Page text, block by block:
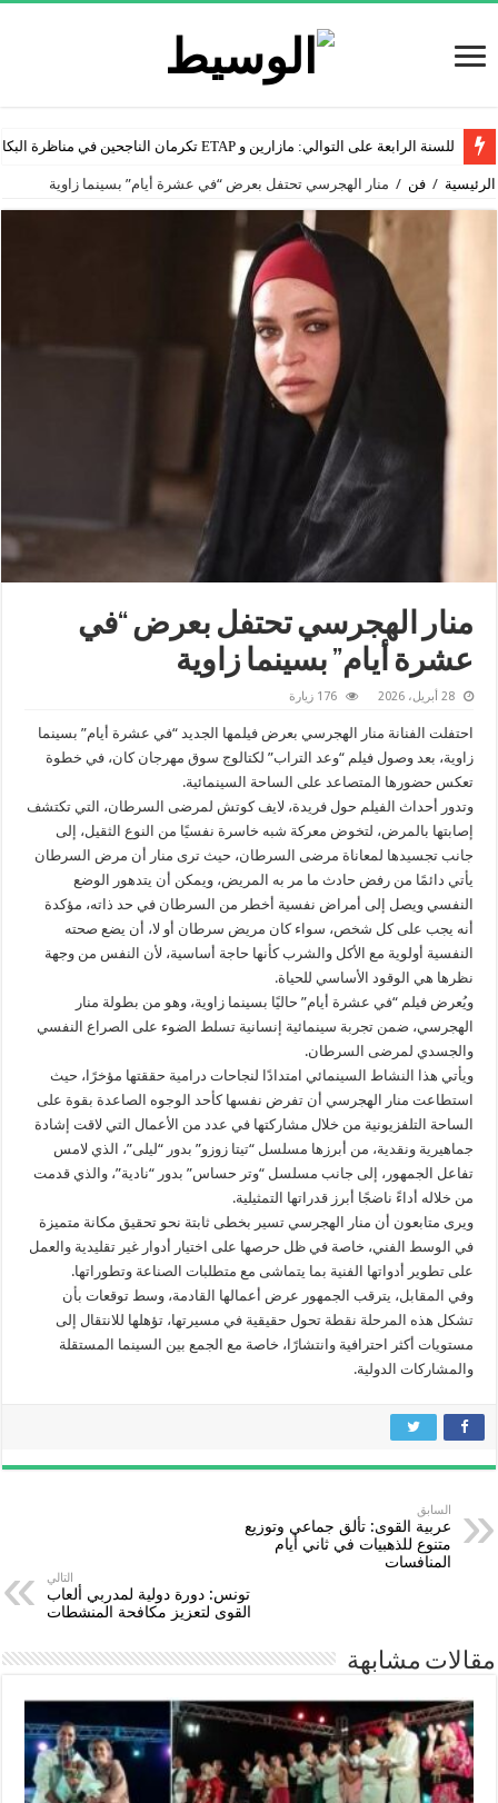
للسنة الرابعة على التوالي: مازارين و ETAP تكرمان الناجحين في مناظرة البكالوريا
الرئيسية / فن / منار الهجرسي تحتفل بعرض “في عشرة أيام” بسينما زاوية
منار الهجرسي تحتفل بعرض “في
عشرة أيام” بسينما زاوية
28 أبريل، 2026 176 زيارة
احتفلت الفنانة منار الهجرسي بعرض فيلمها الجديد “في عشرة أيام” بسينما
زاوية، بعد وصول فيلم “وعد التراب” لكتالوج سوق مهرجان كان، في خطوة
تعكس حضورها المتصاعد على الساحة السينمائية.
وتدور أحداث الفيلم حول فريدة، لايف كوتش لمرضى السرطان، التي تكتشف
إصابتها بالمرض، لتخوض معركة شبه خاسرة نفسيًا من النوع الثقيل، إلى
جانب تجسيدها لمعاناة مرضى السرطان، حيث ترى منار أن مرض السرطان
يأتي دائمًا من رفض حادث ما مر به المريض، ويمكن أن يتدهور الوضع
النفسي ويصل إلى أمراض نفسية أخطر من السرطان في حد ذاته، مؤكدة
أنه يجب على كل شخص، سواء كان مريض سرطان أو لا، أن يضع صحته
النفسية أولوية مع الأكل والشرب كأنها حاجة أساسية، لأن النفس من وجهة
نظرها هي الوقود الأساسي للحياة.
ويُعرض فيلم “في عشرة أيام” حاليًا بسينما زاوية، وهو من بطولة منار
الهجرسي، ضمن تجربة سينمائية إنسانية تسلط الضوء على الصراع النفسي
والجسدي لمرضى السرطان.
ويأتي هذا النشاط السينمائي امتدادًا لنجاحات درامية حققتها مؤخرًا، حيث
استطاعت منار الهجرسي أن تفرض نفسها كأحد الوجوه الصاعدة بقوة على
الساحة التلفزيونية من خلال مشاركتها في عدد من الأعمال التي لاقت إشادة
جماهيرية ونقدية، من أبرزها مسلسل “تيتا زوزو” بدور “ليلى”، الذي لامس
تفاعل الجمهور، إلى جانب مسلسل “وتر حساس” بدور “نادية”، والذي قدمت
من خلاله أداءً ناضجًا أبرز قدراتها التمثيلية.
ويرى متابعون أن منار الهجرسي تسير بخطى ثابتة نحو تحقيق مكانة متميزة
في الوسط الفني، خاصة في ظل حرصها على اختيار أدوار غير تقليدية والعمل
على تطوير أدواتها الفنية بما يتماشى مع متطلبات الصناعة وتطوراتها.
وفي المقابل، يترقب الجمهور عرض أعمالها القادمة، وسط توقعات بأن
تشكل هذه المرحلة نقطة تحول حقيقية في مسيرتها، تؤهلها للانتقال إلى
مستويات أكثر احترافية وانتشارًا، خاصة مع الجمع بين السينما المستقلة
والمشاركات الدولية.
السابق
عربية القوى: تألق جماعي وتوزيع
متنوع للذهبيات في ثاني أيام
المنافسات
التالي
تونس: دورة دولية لمدربي ألعاب
القوى لتعزيز مكافحة المنشطات
مقالات مشابهة